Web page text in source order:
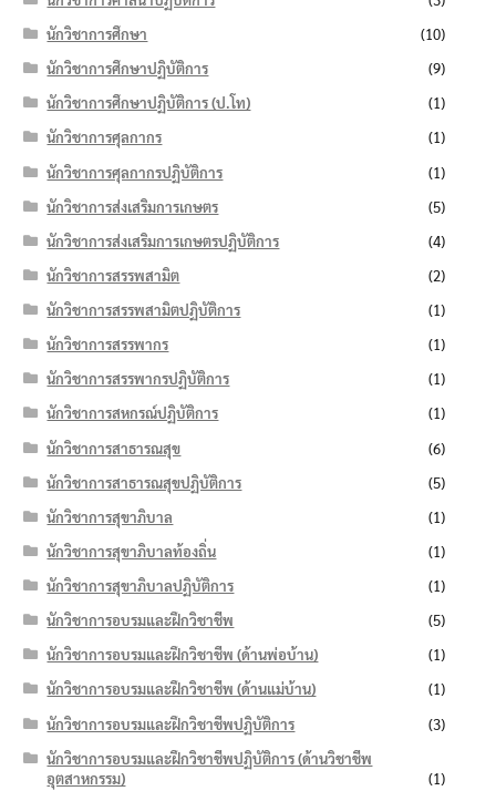
นักวิชาการศึกษา
(10)
นักวิชาการศึกษาปฏิบัติการ
(9)
นักวิชาการศึกษาปฏิบัติการ (ป.โท)
(1)
นักวิชาการศุลกากร
(1)
นักวิชาการศุลกากรปฏิบัติการ
(1)
นักวิชาการส่งเสริมการเกษตร
(5)
นักวิชาการส่งเสริมการเกษตรปฏิบัติการ
(4)
นักวิชาการสรรพสามิต
(2)
นักวิชาการสรรพสามิตปฏิบัติการ
(1)
นักวิชาการสรรพากร
(1)
นักวิชาการสรรพากรปฏิบัติการ
(1)
นักวิชาการสหกรณ์ปฏิบัติการ
(1)
นักวิชาการสาธารณสุข
(6)
นักวิชาการสาธารณสุขปฏิบัติการ
(5)
นักวิชาการสุขาภิบาล
(1)
นักวิชาการสุขาภิบาลท้องถิ่น
(1)
นักวิชาการสุขาภิบาลปฏิบัติการ
(1)
นักวิชาการอบรมและฝึกวิชาชีพ
(5)
นักวิชาการอบรมและฝึกวิชาชีพ (ด้านพ่อบ้าน)
(1)
นักวิชาการอบรมและฝึกวิชาชีพ (ด้านแม่บ้าน)
(1)
นักวิชาการอบรมและฝึกวิชาชีพปฏิบัติการ
(3)
นักวิชาการอบรมและฝึกวิชาชีพปฏิบัติการ (ด้านวิชาชีพ
อุตสาหกรรม)
(1)